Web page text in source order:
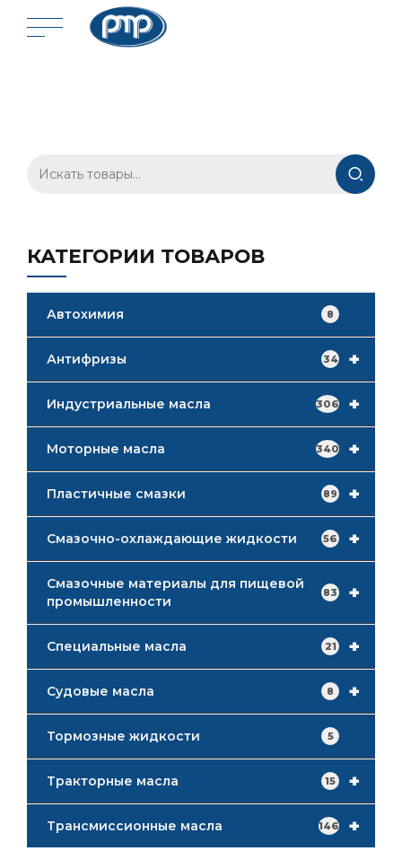
КАТЕГОРИИ ТОВАРОВ
Автохимия 8
+
Антифризы 34
+
Индустриальные масла 306
+
Моторные масла 340
+
Пластичные смазки 89
+
Смазочно-охлаждающие жидкости 56
+
Смазочные материалы для пищевой
промышленности
83
+
Специальные масла 21
+
Судовые масла 8
Тормозные жидкости 5
+
Тракторные масла 15
+
Трансмиссионные масла 146